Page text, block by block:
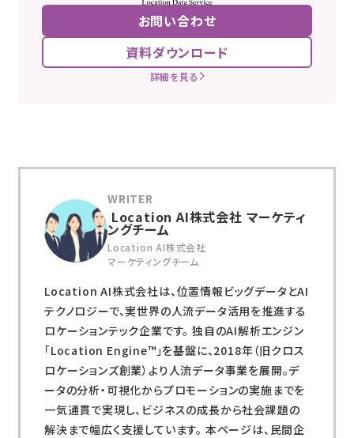
お問い合わせ
資料ダウンロード
詳細を見る
Location AI株式会社 マーケティ
ングチーム
Location AI株式会社
マーケティングチーム
Location AI株式会社は、位置情報ビッグデータとAI
テクノロジーで、実世界の人流データ活用を推進する
ロケーションテック企業です。 独自のAI解析エンジン
「Location Engine™」を基盤に、2018年（旧クロス
ロケーションズ創業）より人流データ事業を展開。デ
ータの分析・可視化からプロモーションの実施までを
一気通貫で実現し、ビジネスの成長から社会課題の
解決まで幅広く支援しています。 本ページは、民間企